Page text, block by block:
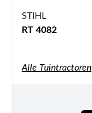
STIHL
RT 4082
Alle Tuintractoren